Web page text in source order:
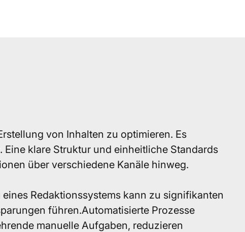
von Inhalten zu optimieren. Es
klare Struktur und einheitliche Standards
über verschiedene Kanäle hinweg.
Redaktionssystems kann zu signifikanten
führen.Automatisierte Prozesse
manuelle Aufgaben, reduzieren